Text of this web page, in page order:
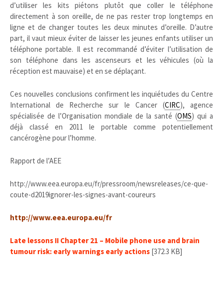
d’utiliser les kits piétons plutôt que coller le téléphone
directement à son oreille, de ne pas rester trop longtemps en
ligne et de changer toutes les deux minutes d’oreille. D’autre
part, il vaut mieux éviter de laisser les jeunes enfants utiliser un
téléphone portable. Il est recommandé d’éviter l’utilisation de
son téléphone dans les ascenseurs et les véhicules (où la
réception est mauvaise) et en se déplaçant.
Ces nouvelles conclusions confirment les inquiétudes du Centre
International de Recherche sur le Cancer (CIRC), agence
spécialisée de l’Organisation mondiale de la santé (OMS) qui a
déjà classé en 2011 le portable comme potentiellement
cancérogène pour l’homme.
Rapport de l’AEE
http://www.eea.europa.eu/fr/pressroom/newsreleases/ce-que-
coute-d2019ignorer-les-signes-avant-coureurs
http://www.eea.europa.eu/fr
Late lessons II Chapter 21 – Mobile phone use and brain
tumour risk: early warnings early actions [372.3 KB]